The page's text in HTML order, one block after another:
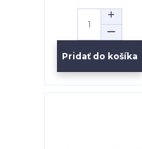
Pridať do košíka